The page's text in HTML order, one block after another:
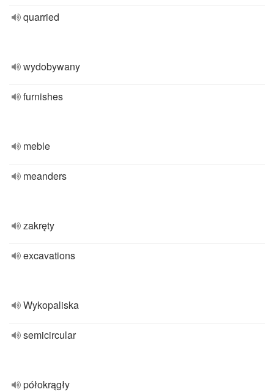
quarried
wydobywany
furnishes
meble
meanders
zakręty
excavations
Wykopaliska
semicircular
półokrągły